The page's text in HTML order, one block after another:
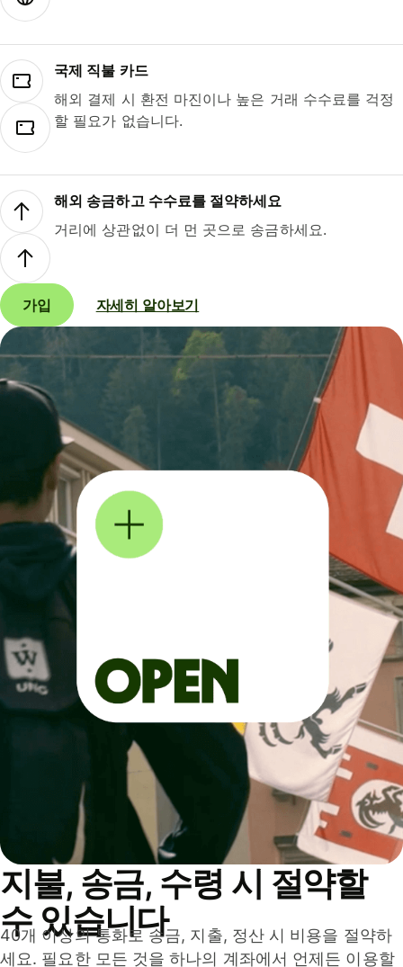
국제 직불 카드
해외 결제 시 환전 마진이나 높은 거래 수수료를 걱정
할 필요가 없습니다.
해외 송금하고 수수료를 절약하세요
거리에 상관없이 더 먼 곳으로 송금하세요.
가입 자세히 알아보기
지불, 송금, 수령 시 절약할
수 있습니다
40개 이상의 통화로 송금, 지출, 정산 시 비용을 절약하
세요. 필요한 모든 것을 하나의 계좌에서 언제든 이용할